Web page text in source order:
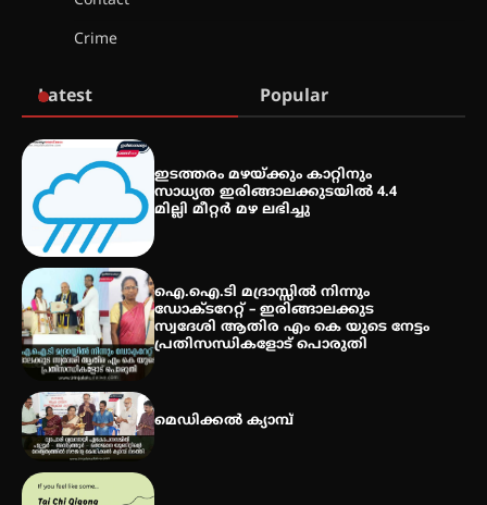
വിദ്യാർത്ഥികൾ
2026 കവിതാ ചർച്ച കാട്ടൂർ, ടി. കെ.
ബാലൻ ഹാളിൽ 16ന്
Crime
Latest Popular
ഇടത്തരം മഴയ്ക്കും കാറ്റിനും
സാധ്യത ഇരിങ്ങാലക്കുടയിൽ 4.4
മില്ലി മീറ്റർ മഴ ലഭിച്ചു
ഐ.ഐ.ടി മദ്രാസ്സിൽ നിന്നും
ഡോക്ടറേറ്റ് – ഇരിങ്ങാലക്കുട
സ്വദേശി ആതിര എം കെ യുടെ നേട്ടം
പ്രതിസന്ധികളോട് പൊരുതി
മെഡിക്കൽ ക്യാമ്പ്